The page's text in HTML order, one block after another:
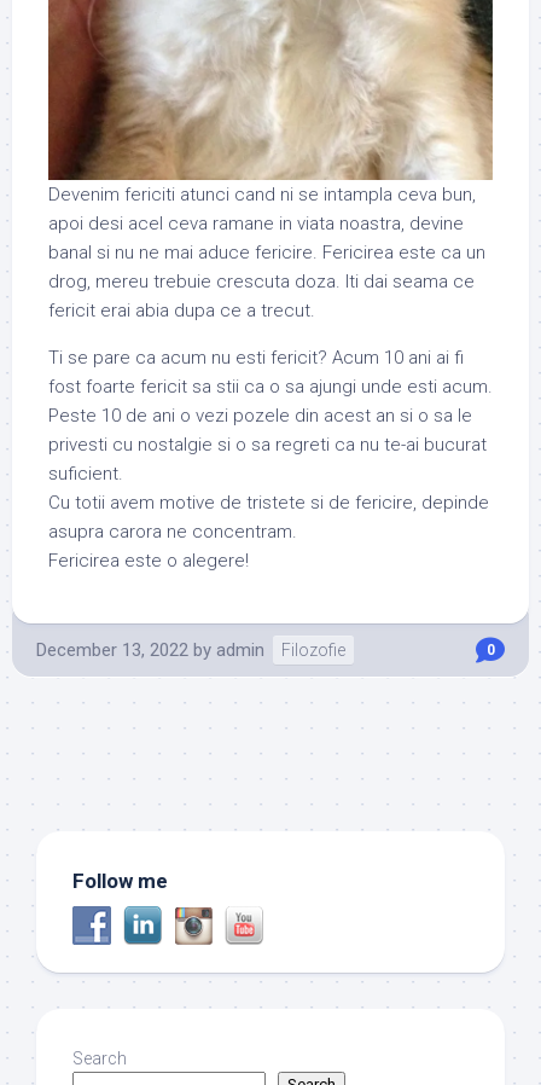
Devenim fericiti atunci cand ni se intampla ceva bun,
apoi desi acel ceva ramane in viata noastra, devine
banal si nu ne mai aduce fericire. Fericirea este ca un
drog, mereu trebuie crescuta doza. Iti dai seama ce
fericit erai abia dupa ce a trecut.
Ti se pare ca acum nu esti fericit? Acum 10 ani ai fi
fost foarte fericit sa stii ca o sa ajungi unde esti acum.
Peste 10 de ani o vezi pozele din acest an si o sa le
privesti cu nostalgie si o sa regreti ca nu te-ai bucurat
suficient.
Cu totii avem motive de tristete si de fericire, depinde
asupra carora ne concentram.
Fericirea este o alegere!
December 13, 2022 by admin Filozofie 0
Follow me
Search